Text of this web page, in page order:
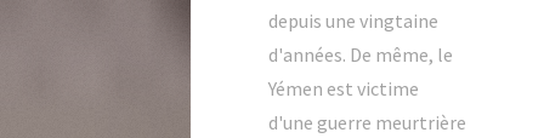
depuis une vingtaine
d'années. De même, le
Yémen est victime
d'une guerre meurtrière